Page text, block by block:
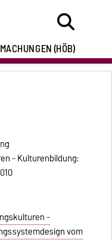
(HÖB)
- Kulturenbildung:
-
vom